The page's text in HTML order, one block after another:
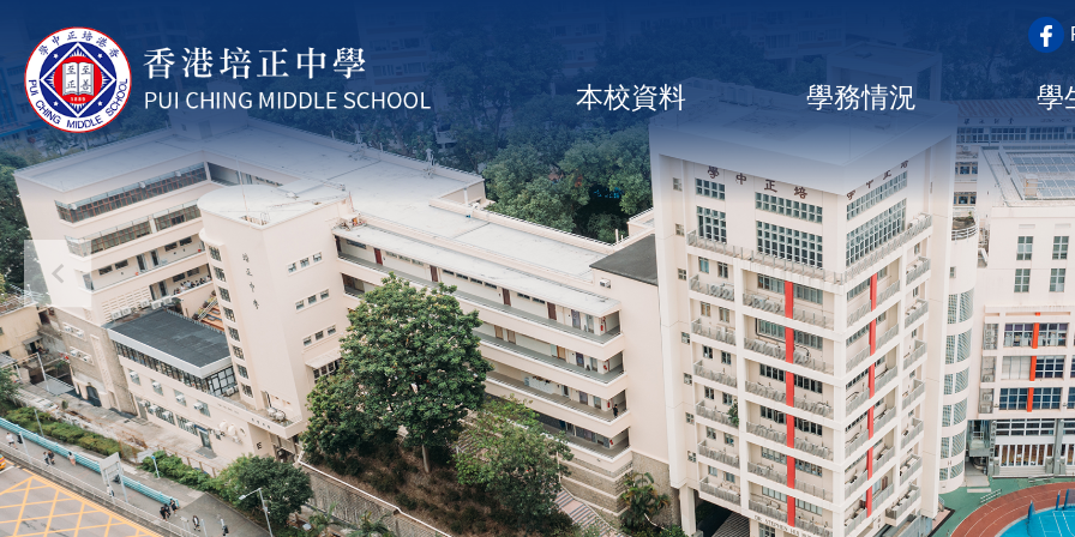
Main
navigation
本校資料 學務情況 學